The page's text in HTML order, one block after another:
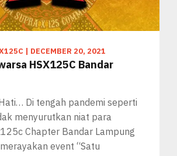
| DECEMBER 20, 2021
HSX125C Bandar
Di tengah pandemi seperti
menyurutkan niat para
Chapter Bandar Lampung
event “Satu